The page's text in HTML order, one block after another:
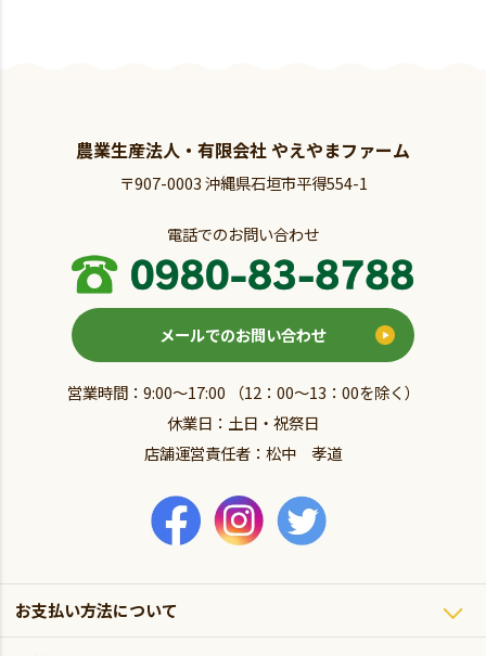
農業生産法人・有限会社 やえやまファーム
〒907-0003 沖縄県石垣市平得554-1
電話でのお問い合わせ
メールでのお問い合わせ
営業時間：9:00～17:00 （12：00～13：00を除く）
休業日：土日・祝祭日
店舗運営責任者：松中 孝道
お支払い方法について